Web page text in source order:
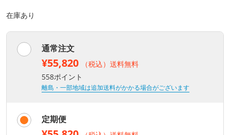
在庫あり
通常注文
¥55,820
（税込）送料無料
558ポイント
離島・一部地域は追加送料がかかる場合がございます
定期便